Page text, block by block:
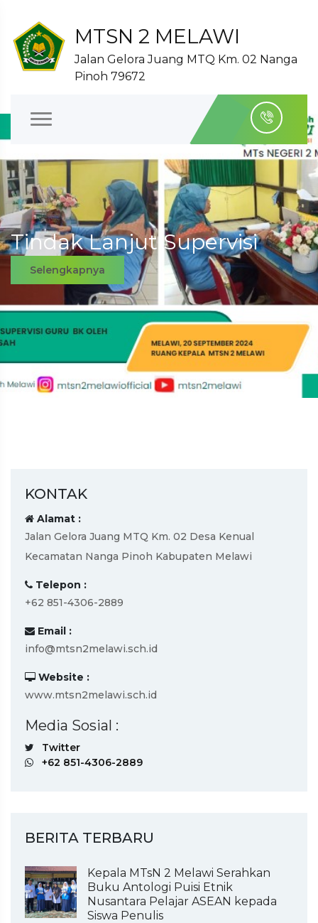
MTSN 2 MELAWI
Jalan Gelora Juang MTQ Km. 02 Nanga
Pinoh 79672
Tindak Lanjut Supervisi
Selengkapnya
KONTAK
Alamat :
Jalan Gelora Juang MTQ Km. 02 Desa Kenual
Kecamatan Nanga Pinoh Kabupaten Melawi
Telepon :
+62 851-4306-2889
Email :
info@mtsn2melawi.sch.id
Website :
www.mtsn2melawi.sch.id
Media Sosial :
Twitter
+62 851-4306-2889
BERITA TERBARU
Kepala MTsN 2 Melawi Serahkan
Buku Antologi Puisi Etnik
Nusantara Pelajar ASEAN kepada
Siswa Penulis